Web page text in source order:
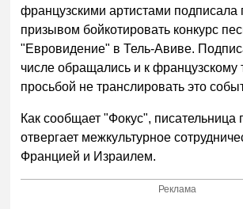
французскими артистами подписала
призывом бойкотировать конкурс
"Евровидение" в Тель-Авиве.
числе обращались и к французскому
просьбой не транслировать это
Как сообщает "Фокус", писательница
отвергает межкультурное
Францией и Израилем.
Реклама